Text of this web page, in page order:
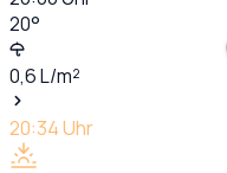
20°
0,6L/m²
20:34Uhr